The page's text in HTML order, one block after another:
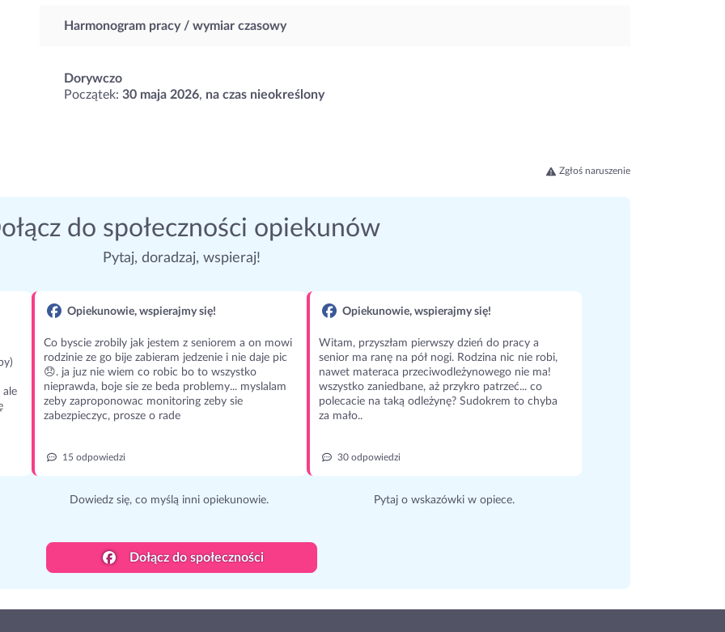
Harmonogram pracy / wymiar czasowy
Dorywczo
Początek: 30 maja 2026, na czas nieokreślony
Zgłoś naruszenie
do społeczności opiekunów
Pytaj, doradzaj, wspieraj!
ale
Opiekunowie, wspierajmy się!
Co byscie zrobily jak jestem z seniorem a on mowi
rodzinie ze go bije zabieram jedzenie i nie daje pic
😞. ja juz nie wiem co robic bo to wszystko
nieprawda, boje sie ze beda problemy... myslalam
zeby zaproponowac monitoring zeby sie
zabezpieczyc, prosze o rade
15 odpowiedzi
Dowiedz się, co myślą inni opiekunowie.
Opiekunowie, wspierajmy się!
Witam, przyszłam pierwszy dzień do pracy a
senior ma ranę na pół nogi. Rodzina nic nie robi,
nawet materaca przeciwodleżynowego nie ma!
wszystko zaniedbane, aż przykro patrzeć... co
polecacie na taką odleżynę? Sudokrem to chyba
za mało..
30 odpowiedzi
Pytaj o wskazówki w opiece.
Dołącz do społeczności